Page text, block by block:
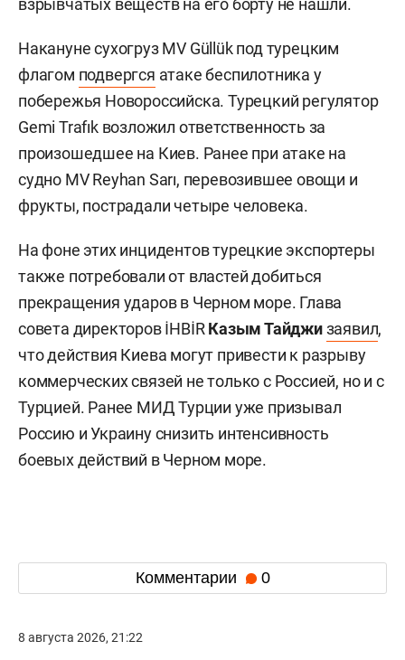
Накануне сухогруз MV Güllük под турецким
флагом подвергся атаке беспилотника у
побережья Новороссийска. Турецкий регулятор
Gemi Trafık возложил ответственность за
произошедшее на Киев. Ранее при атаке на
судно MV Reyhan Sarı, перевозившее овощи и
фрукты, пострадали четыре человека.
На фоне этих инцидентов турецкие экспортеры
также потребовали от властей добиться
прекращения ударов в Черном море. Глава
совета директоров İHBİRКазым Тайджизаявил,
что действия Киева могут привести к разрыву
коммерческих связей не только с Россией, но и с
Турцией. Ранее МИД Турции уже призывал
Россию и Украину снизить интенсивность
боевых действий в Черном море.
Комментарии 0
8 августа 2026, 21:22